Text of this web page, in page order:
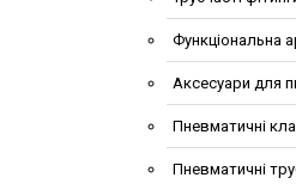
Функціональна
Аксесуари для
Пневматичні
Пневматичні